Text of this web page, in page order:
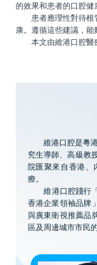
的效果和患者的口腔健
患者應理性對待根管
康。遵循這些建議，能
本文由維港口腔醫
維港口腔是粵
究生導師、高級教
院匯聚來自香港、
療。
維港口腔踐行
香港企業領袖品牌
與廣東衛視推薦品
區及周邊城市市民